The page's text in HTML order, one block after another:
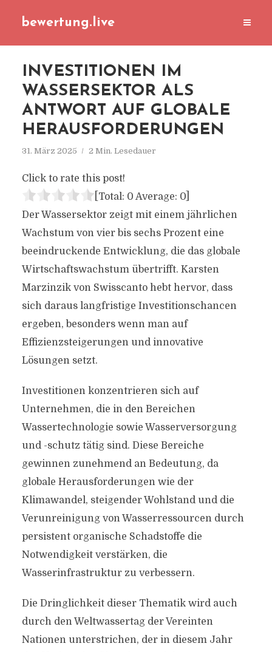
bewertung.live
INVESTITIONEN IM
WASSERSEKTOR ALS
ANTWORT AUF GLOBALE
HERAUSFORDERUNGEN
31. März 2025 2 Min. Lesedauer
Click to rate this post!
[Total: 0 Average: 0]
Der Wassersektor zeigt mit einem jährlichen
Wachstum von vier bis sechs Prozent eine
beeindruckende Entwicklung, die das globale
Wirtschaftswachstum übertrifft. Karsten
Marzinzik von Swisscanto hebt hervor, dass
sich daraus langfristige Investitionschancen
ergeben, besonders wenn man auf
Effizienzsteigerungen und innovative
Lösungen setzt.
Investitionen konzentrieren sich auf
Unternehmen, die in den Bereichen
Wassertechnologie sowie Wasserversorgung
und -schutz tätig sind. Diese Bereiche
gewinnen zunehmend an Bedeutung, da
globale Herausforderungen wie der
Klimawandel, steigender Wohlstand und die
Verunreinigung von Wasserressourcen durch
persistent organische Schadstoffe die
Notwendigkeit verstärken, die
Wasserinfrastruktur zu verbessern.
Die Dringlichkeit dieser Thematik wird auch
durch den Weltwassertag der Vereinten
Nationen unterstrichen, der in diesem Jahr